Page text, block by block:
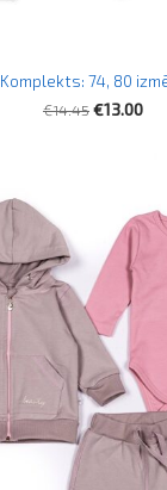
Komplekts: 74, 80
€14.45€13.00